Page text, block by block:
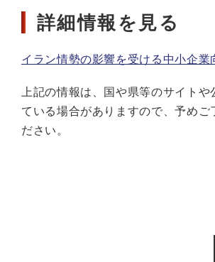
詳細情報を見る
イラン情勢の影響を受ける中小企
上記の情報は、国や県等のサイト
ている場合がありますので、予め
ださい。